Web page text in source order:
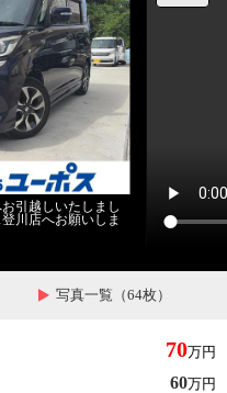
引越しいたしまし
川店へお願いしま
写真一覧（64枚）
70万円
60万円